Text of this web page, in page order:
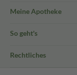
Meine Apotheke
So geht's
Rechtliches